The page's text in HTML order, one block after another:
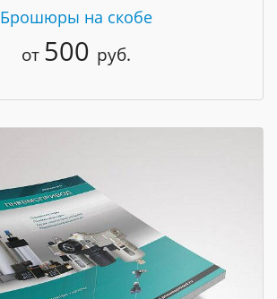
Брошюры на скобе
от 500 руб.